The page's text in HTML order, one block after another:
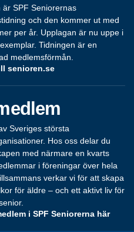
är SPF Seniorernas
och den kommer ut med
per år. Upplagan är nu uppe i
Tidningen är en
medlemsförmån.
senioren.se
Sveriges största
Hos oss delar du
med närmare en kvarts
i föreningar över hela
verkar vi för att skapa
för äldre – och ett aktivt liv för
i SPF Seniorerna här